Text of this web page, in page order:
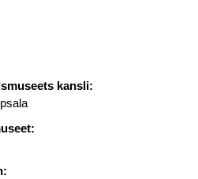
kansli: